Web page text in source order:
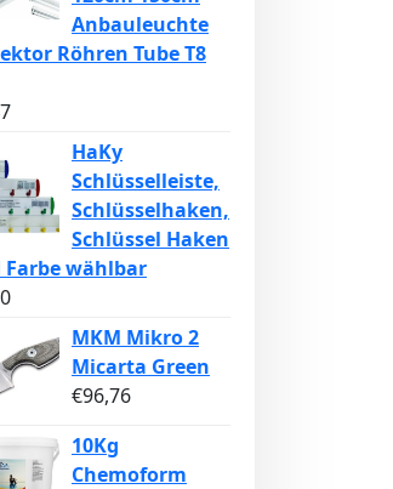
Anbauleuchte
Röhren Tube T8
HaKy
Schlüsselleiste,
Schlüsselhaken,
Schlüssel Haken
Farbe wählbar
MKM Mikro 2
Micarta Green
€96,76
10Kg
Chemoform